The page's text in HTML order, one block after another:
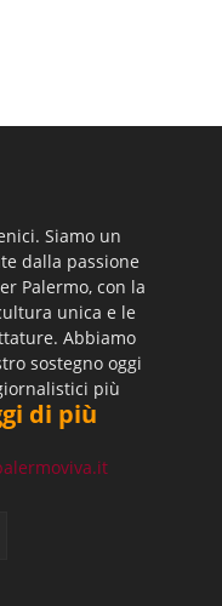
Siamo un
dalla passione
Palermo, con la
unica e le
Abbiamo
sostegno oggi
più
di più